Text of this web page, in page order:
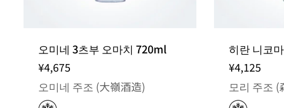
오미네 3츠부 오마치 720ml
¥4,675
오미네 주조 (大嶺酒造)
히란 니코
¥4,125
모리 주조 (